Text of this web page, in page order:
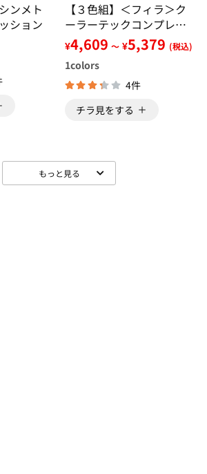
ンメト
ション
【３色組】＜フィラ＞ク
ーラーテックコンプレッ
ション
¥4,609 ～ ¥5,379 (税込)
1colors
4件
チラ見をする
もっと見る